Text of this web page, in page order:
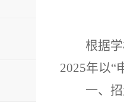
根据
2025年以“
一、